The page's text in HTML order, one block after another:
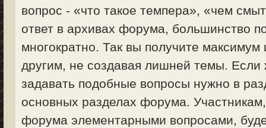
вопрос - «что такое темпера», «чем
ответ в архивах форума, большинство
многократно. Так вы получите
другим, не создавая лишней темы. Если
задавать подобные вопросы нужно в
основных разделах форума.
форума элементарными вопросами,